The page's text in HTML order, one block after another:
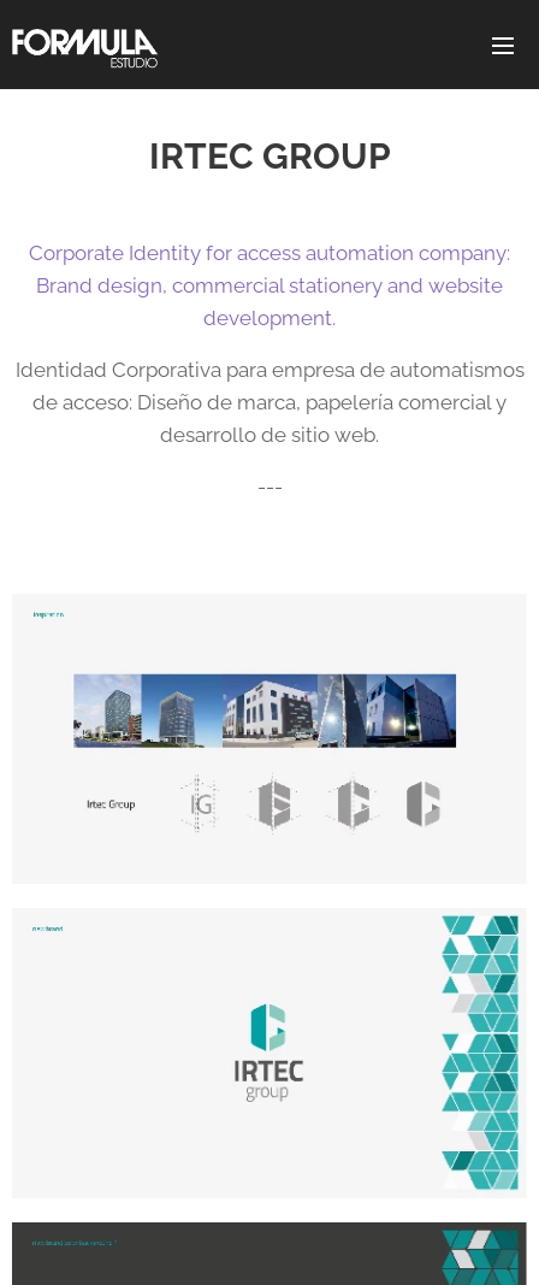
IRTEC GROUP
Corporate Identity for access automation company:
Brand design, commercial stationery and website
development.
Identidad Corporativa para empresa de automatismos
de acceso: Diseño de marca, papelería comercial y
desarrollo de sitio web.
---